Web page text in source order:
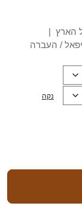
הארץ |
/ העברה
נקה